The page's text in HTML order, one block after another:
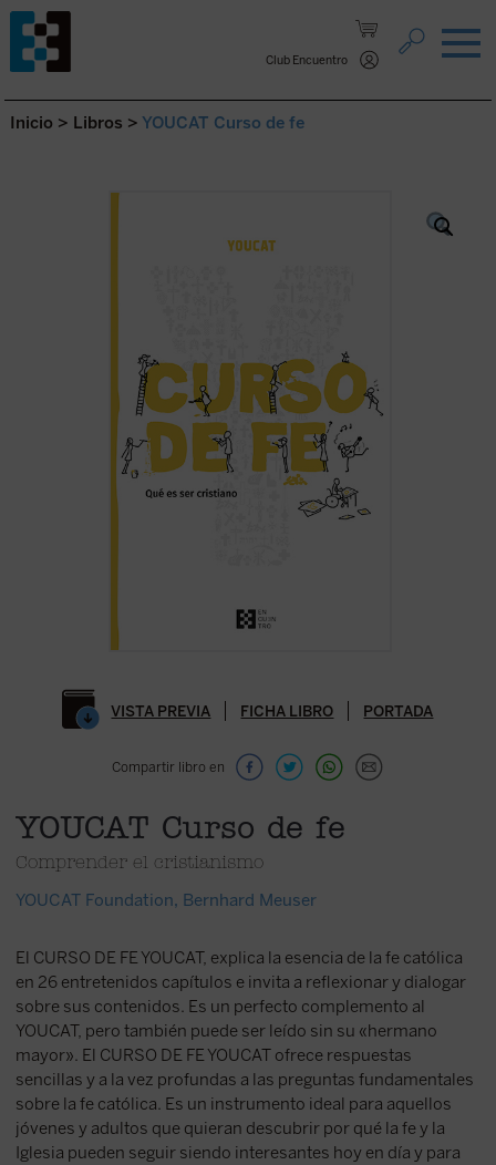
Club Encuentro
Saltar al contenido.
Inicio > Libros > YOUCAT Curso de fe
VISTA PREVIA FICHA LIBRO PORTADA
Compartir libro en
YOUCAT Curso de fe
Comprender el cristianismo
YOUCAT Foundation, Bernhard Meuser
El CURSO DE FE YOUCAT, explica la esencia de la fe católica
en 26 entretenidos capítulos e invita a reflexionar y dialogar
sobre sus contenidos. Es un perfecto complemento al
YOUCAT, pero también puede ser leído sin su «hermano
mayor». El CURSO DE FE YOUCAT ofrece respuestas
sencillas y a la vez profundas a las preguntas fundamentales
sobre la fe católica. Es un instrumento ideal para aquellos
jóvenes y adultos que quieran descubrir por qué la fe y la
Iglesia pueden seguir siendo interesantes hoy en día y para